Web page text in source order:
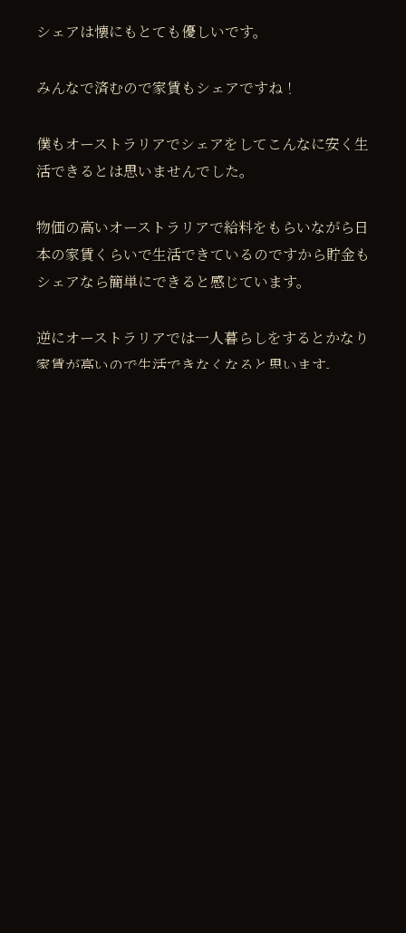
シェアは懐にもとても優しいです。
みんなで済むので家賃もシェアですね！
僕もオーストラリアでシェアをしてこんなに安く生
活できるとは思いませんでした。
物価の高いオーストラリアで給料をもらいながら日
本の家賃くらいで生活できているのですから貯金も
シェアなら簡単にできると感じています。
逆にオーストラリアでは一人暮らしをするとかなり
家賃が高いので生活できなくなると思います。